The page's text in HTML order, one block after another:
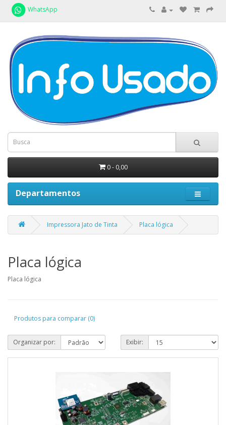
WhatsApp
0 - 0,00
Departamentos
Impressora Jato de Tinta Placa lógica
Placa lógica
Placa lógica
Produtos para comparar (0)
Organizar por: Exibir: